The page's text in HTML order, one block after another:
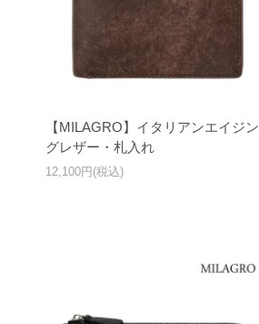
【MILAGRO】イタリアンエイジン
グレザー・札入れ
12,100円(税込)